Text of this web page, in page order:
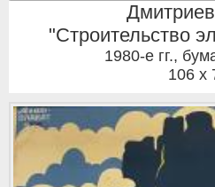
"Строительство
1980-е гг.,
106 x